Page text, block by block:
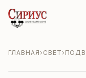
ГЛАВНАЯ› СВЕТ›